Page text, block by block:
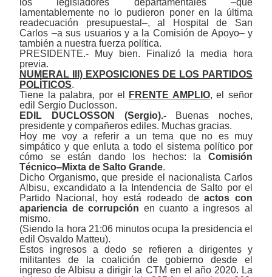
lamentablemente no lo pudieron poner en la última
readecuación presupuestal‒, al Hospital de San
Carlos ‒a sus usuarios y a la Comisión de Apoyo‒ y
también a nuestra fuerza política.
PRESIDENTE.- Muy bien. Finalizó la media hora
previa.
NUMERAL III) EXPOSICIONES DE LOS PARTIDOS
POLÍTICOS.
Tiene la palabra, por el
FRENTE AMPLIO, el señor
edil Sergio Duclosson.
EDIL DUCLOSSON (Sergio).-Buenas noches,
presidente y compañeros ediles. Muchas gracias.
Hoy me voy a referir a un tema que no es muy
simpático y que enluta a todo el sistema político por
cómo se están dando los hechos: la Comisión
Técnico‒Mixta de Salto Grande.
Dicho Organismo, que preside el nacionalista Carlos
Albisu, excandidato a la Intendencia de Salto por el
Partido Nacional, hoy está rodeado deactos con
apariencia de corrupción en cuanto a ingresos al
mismo.
(Siendo la hora 21:06 minutos ocupa la presidencia el
edil Osvaldo Matteu).
Estos ingresos a dedo se refieren a dirigentes y
militantes de la coalición de gobierno desde el
ingreso de Albisu a dirigir la CTM en el año 2020. La